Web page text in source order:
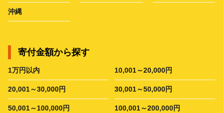
沖縄
寄付金額から探す
1万円以内 10,001～20,000円
20,001～30,000円 30,001～50,000円
50,001～100,000円 100,001～200,000円